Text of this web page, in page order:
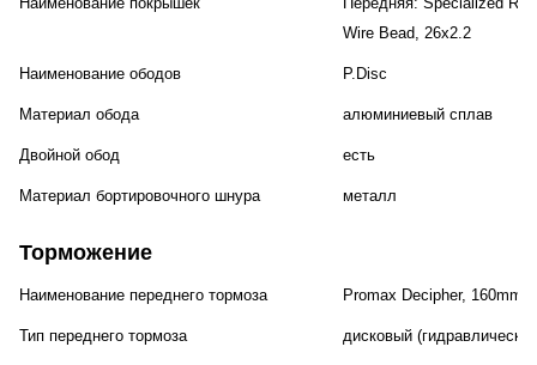
Wire Bead, 26x2.2
Наименование ободов P.Disc
Материал обода алюминиевый сплав
Двойной обод есть
Материал бортировочного шнура металл
Торможение
Наименование переднего тормоза Promax Decipher, 160mm
Тип переднего тормоза дисковый